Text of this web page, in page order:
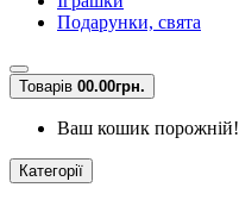
Подарунки, свята
Товарів 00.00грн.
Ваш кошик порожній!
Категорії